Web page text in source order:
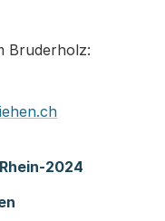
Bruderholz:
2024